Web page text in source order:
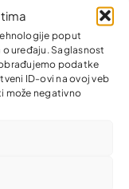
poput
uređaju. Saglasnost
podatke
ID-ovi na ovoj veb
može negativno
Kozarska